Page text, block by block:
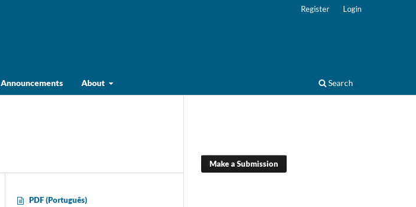
Announcements About Search
Register Login
PDF (Português)
Make a Submission